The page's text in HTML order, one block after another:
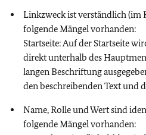
Linkzweck ist verständlich (im
folgende Mängel vorhanden:
Startseite: Auf der Startseite
direkt unterhalb des
langen Beschriftung
den beschreibenden Text und
Name, Rolle und Wert sind
folgende Mängel vorhanden: